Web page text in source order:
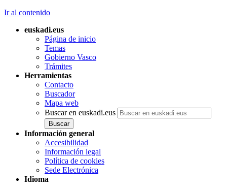
Ir al contenido
euskadi.eus
Página de inicio
Temas
Gobierno Vasco
Trámites
Herramientas
Contacto
Buscador
Mapa web
Buscar en euskadi.eus
Información general
Accesibilidad
Información legal
Política de cookies
Sede Electrónica
Idioma